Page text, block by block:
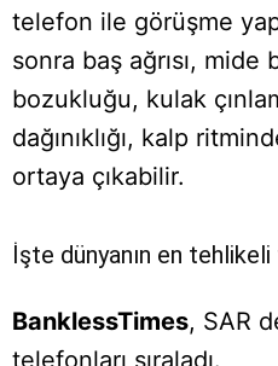
telefon ile görüşme
sonra baş ağrısı, mide
bozukluğu, kulak
dağınıklığı, kalp
ortaya çıkabilir.
İşte dünyanın en
BanklessTimes, SAR
telefonları sıraladı.